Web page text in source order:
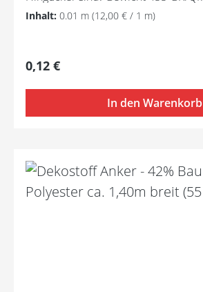
Inhalt: 0.01 m (12,00 € / 1 m)
Regulärer Preis:
0,12 €
In den Warenkorb